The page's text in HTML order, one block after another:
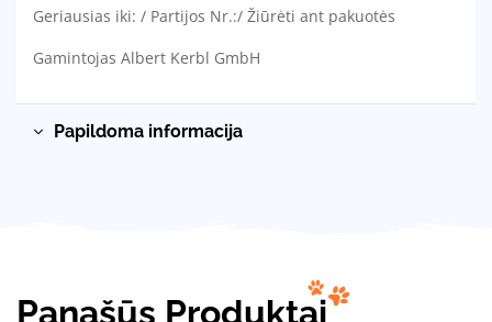
Geriausias iki: / Partijos Nr.:/ Žiūrėti ant pakuotės
Gamintojas Albert Kerbl GmbH
Papildoma informacija
Panašūs Produktai